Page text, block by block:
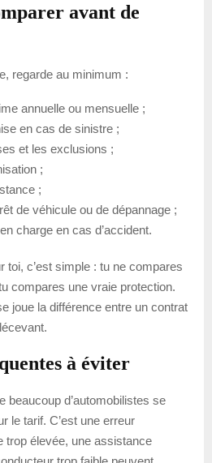
avant de
regarde au minimum :
annuelle ou mensuelle ;
en cas de sinistre ;
et les exclusions ;
;
;
de véhicule ou de dépannage ;
charge en cas d’accident.
toi, c’est simple : tu ne compares
compares une vraie protection.
joue la différence entre un contrat
à éviter
beaucoup d’automobilistes se
le tarif. C’est une erreur
trop élevée, une assistance